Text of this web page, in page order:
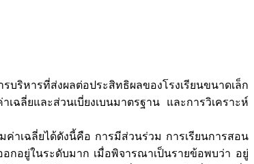
บริหารที่ส่งผลต่อประสิทธิผลของโรงเรียนขนาดเล็ก
ลี่ยและส่วนเบี่ยงเบนมาตรฐาน และการวิเคราะห์
เฉลี่ยได้ดังนี้คือ การมีส่วนร่วม การเรียนการสอน
กอยู่ในระดับมาก เมื่อพิจารณาเป็นรายข้อพบว่า อยู่